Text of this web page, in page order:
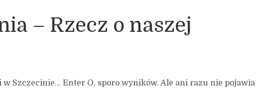
– Rzecz o naszej
Szczecinie… Enter O, sporo wyników. Ale ani razu nie pojawia